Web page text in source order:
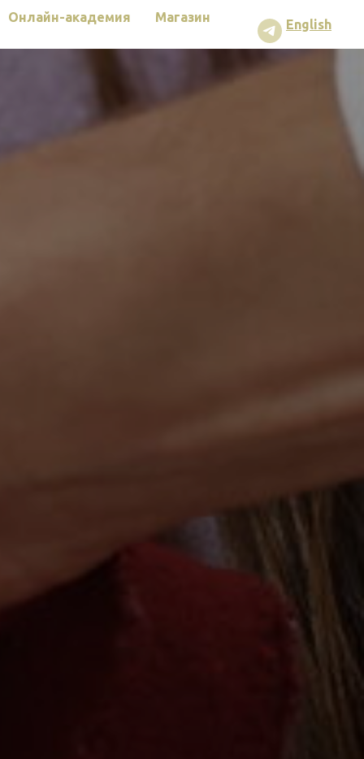
Онлайн-академия Магазин English